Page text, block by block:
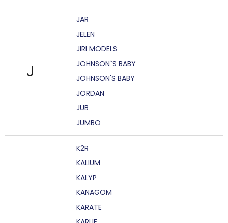
J
JAR
JELEN
JIRI MODELS
JOHNSON`S BABY
JOHNSON'S BABY
JORDAN
JUB
JUMBO
K2R
KALIUM
KALYP
KANAGOM
KARATE